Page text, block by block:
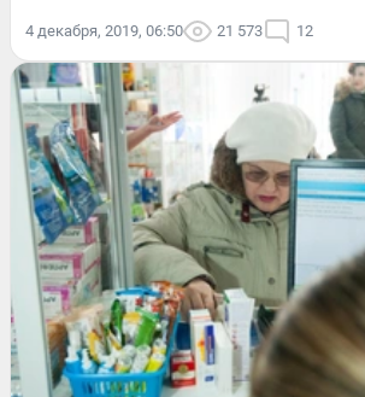
4 декабря, 2019, 06:50 21 573 12